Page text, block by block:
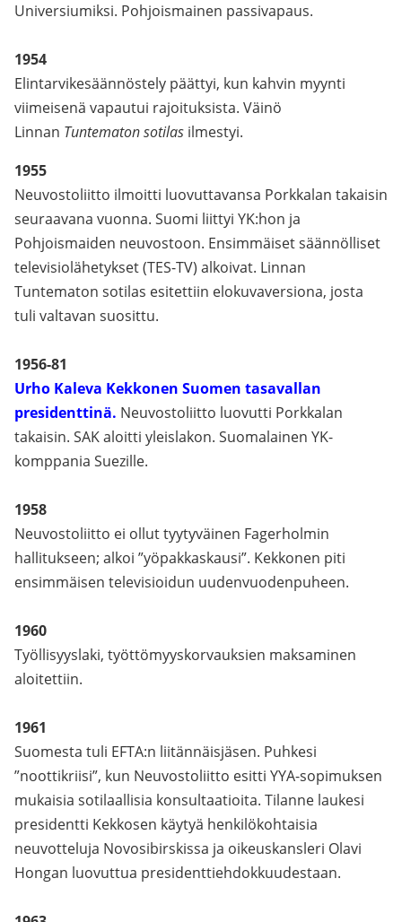
Universiumiksi. Pohjoismainen passivapaus.
1954
Elintarvikesäännöstely päättyi, kun kahvin myynti
viimeisenä vapautui rajoituksista. Väinö
Linnan Tuntematon sotilas ilmestyi.
1955
Neuvostoliitto ilmoitti luovuttavansa Porkkalan takaisin
seuraavana vuonna. Suomi liittyi YK:hon ja
Pohjoismaiden neuvostoon. Ensimmäiset säännölliset
televisiolähetykset (TES-TV) alkoivat. Linnan
Tuntematon sotilas esitettiin elokuvaversiona, josta
tuli valtavan suosittu.
1956-81
Urho Kaleva Kekkonen Suomen tasavallan
presidenttinä. Neuvostoliitto luovutti Porkkalan
takaisin. SAK aloitti yleislakon. Suomalainen YK-
komppania Suezille.
1958
Neuvostoliitto ei ollut tyytyväinen Fagerholmin
hallitukseen; alkoi ”yöpakkaskausi”. Kekkonen piti
ensimmäisen televisioidun uudenvuodenpuheen.
1960
Työllisyyslaki, työttömyyskorvauksien maksaminen
aloitettiin.
1961
Suomesta tuli EFTA:n liitännäisjäsen. Puhkesi
”noottikriisi”, kun Neuvostoliitto esitti YYA-sopimuksen
mukaisia sotilaallisia konsultaatioita. Tilanne laukesi
presidentti Kekkosen käytyä henkilökohtaisia
neuvotteluja Novosibirskissa ja oikeuskansleri Olavi
Hongan luovuttua presidenttiehdokkuudestaan.